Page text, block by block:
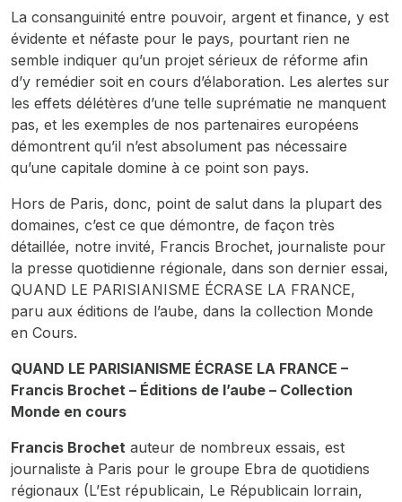
La consanguinité entre pouvoir, argent et finance, y est
évidente et néfaste pour le pays, pourtant rien ne
semble indiquer qu’un projet sérieux de réforme afin
d’y remédier soit en cours d’élaboration. Les alertes sur
les effets délétères d’une telle suprématie ne manquent
pas, et les exemples de nos partenaires européens
démontrent qu’il n’est absolument pas nécessaire
qu’une capitale domine à ce point son pays.
Hors de Paris, donc, point de salut dans la plupart des
domaines, c’est ce que démontre, de façon très
détaillée, notre invité, Francis Brochet, journaliste pour
la presse quotidienne régionale, dans son dernier essai,
QUAND LE PARISIANISME ÉCRASE LA FRANCE,
paru aux éditions de l’aube, dans la collection Monde
en Cours.
QUAND LE PARISIANISME ÉCRASE LA FRANCE –
Francis Brochet – Éditions de l’aube – Collection
Monde en cours
Francis Brochet auteur de nombreux essais, est
journaliste à Paris pour le groupe Ebra de quotidiens
régionaux (L’Est républicain, Le Républicain lorrain,